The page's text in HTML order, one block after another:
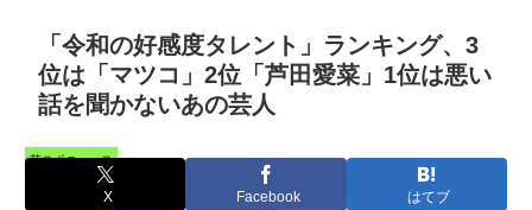
「令和の好感度タレント」ランキング、3
位は「マツコ」2位「芦田愛菜」1位は悪い
話を聞かないあの芸人
芸スポニュース
X Facebook はてブ